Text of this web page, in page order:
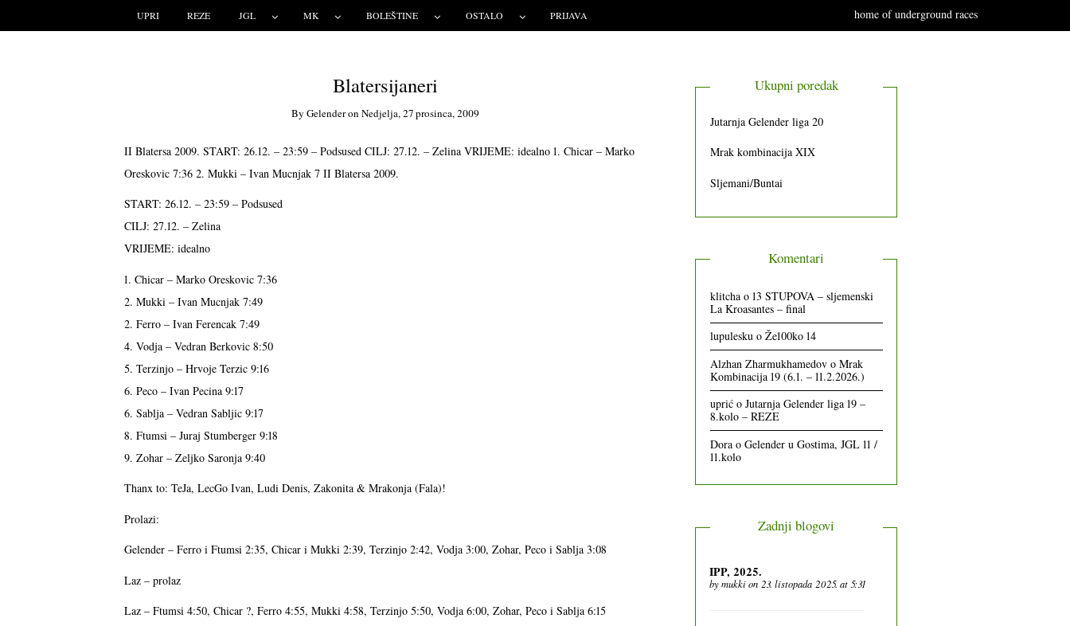
UPRI REZE JGL MK BOLEŠTINE OSTALO PRIJAVA home of underground races
Blatersijaneri
ByGelenderonNedjelja, 27 prosinca, 2009
II Blatersa 2009. START: 26.12. – 23:59 – Podsused CILJ: 27.12. – Zelina VRIJEME: idealno 1. Chicar – Marko
Oreskovic 7:36 2. Mukki – Ivan Mucnjak 7 II Blatersa 2009.
START: 26.12. – 23:59 – Podsused
CILJ: 27.12. – Zelina
VRIJEME: idealno
1. Chicar – Marko Oreskovic 7:36
2. Mukki – Ivan Mucnjak 7:49
2. Ferro – Ivan Ferencak 7:49
4. Vodja – Vedran Berkovic 8:50
5. Terzinjo – Hrvoje Terzic 9:16
6. Peco – Ivan Pecina 9:17
6. Sablja – Vedran Sabljic 9:17
8. Ftumsi – Juraj Stumberger 9:18
9. Zohar – Zeljko Saronja 9:40
Thanx to: TeJa, LecGo Ivan, Ludi Denis, Zakonita & Mrakonja (Fala)!
Prolazi:
Gelender – Ferro i Ftumsi 2:35, Chicar i Mukki 2:39, Terzinjo 2:42, Vodja 3:00, Zohar, Peco i Sablja 3:08
Laz – prolaz
Laz – Ftumsi 4:50, Chicar ?, Ferro 4:55, Mukki 4:58, Terzinjo 5:50, Vodja 6:00, Zohar, Peco i Sablja 6:15
Ukupni poredak
Jutarnja Gelender liga 20
Mrak kombinacija XIX
Sljemani/Buntai
Komentari
klitchao 13 STUPOVA – sljemenski
La Kroasantes – final
lupuleskuo Že100ko 14
Alzhan Zharmukhamedovo Mrak
Kombinacija 19 (6.1. – 11.2.2026.)
uprićo Jutarnja Gelender liga 19 –
8.kolo – REZE
Dorao Gelender u Gostima, JGL 11 /
11.kolo
Zadnji blogovi
IPP, 2025.
bymukkion 23. listopada 2025. at 5:31